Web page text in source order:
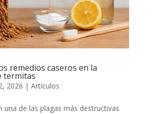
remedios caseros en la
termitas
2026 | Artículos
una de las plagas más destructivas